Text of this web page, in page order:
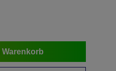
Warenkorb